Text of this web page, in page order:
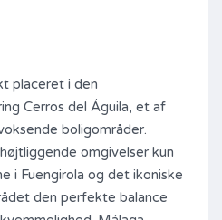
placeret i den
Cerros del Águila, et af
boligområder.
omgivelser kun
i Fuengirola og det ikoniske
den perfekte balance